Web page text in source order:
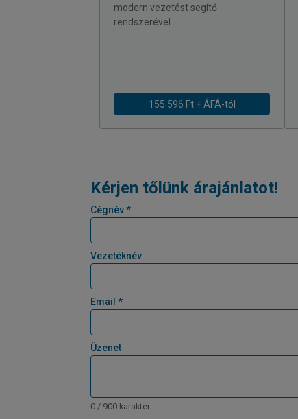
modern vezetést segítő
rendszerével.
155 596 Ft + ÁFÁ-tól
Kérjen tőlünk árajánlatot!
Cégnév *
Vezetéknév
Email *
Üzenet
0 / 900 karakter